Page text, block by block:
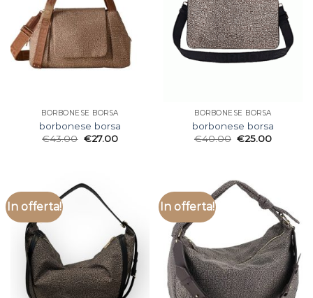
BORBONESE BORSA
borbonese borsa
€43.00 €27.00
BORBONESE BORSA
borbonese borsa
€40.00 €25.00
In offerta! In offerta!